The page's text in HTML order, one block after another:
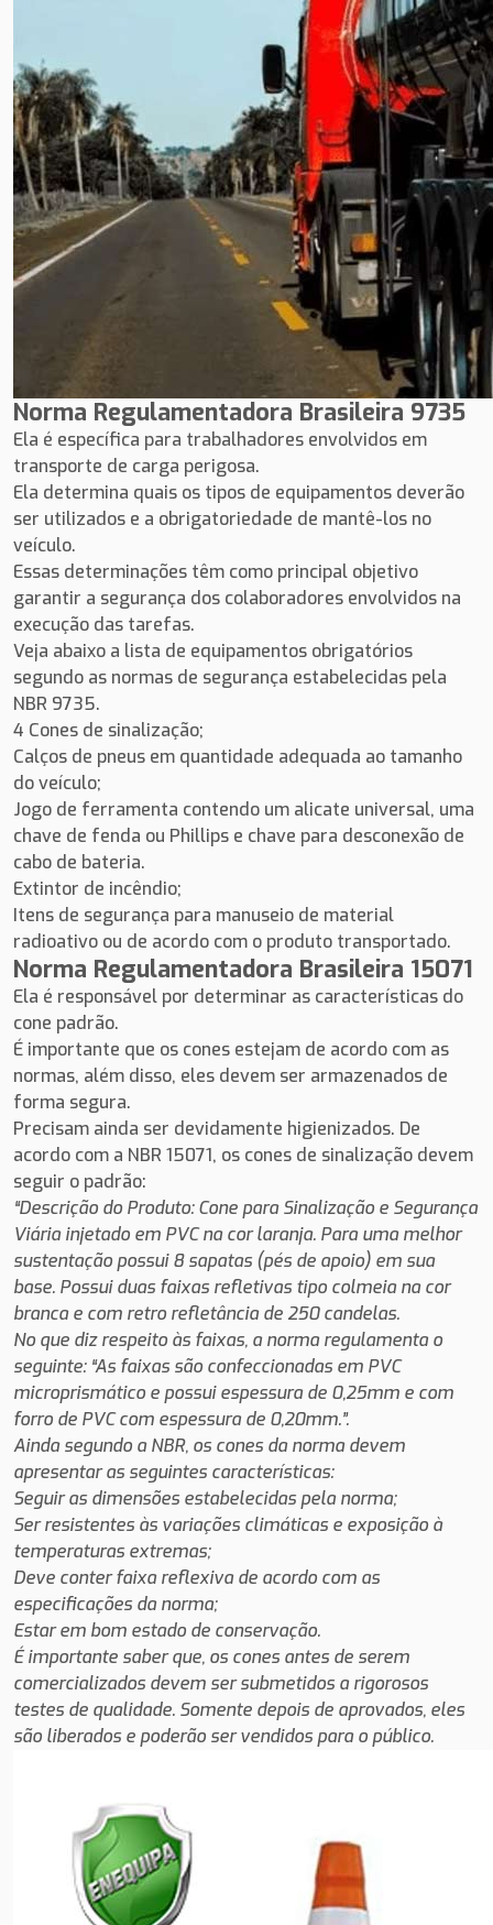
Norma Regulamentadora Brasileira 9735
Ela é específica para trabalhadores envolvidos em
transporte de carga perigosa.
Ela determina quais os tipos de equipamentos deverão
ser utilizados e a obrigatoriedade de mantê-los no
veículo.
Essas determinações têm como principal objetivo
garantir a segurança dos colaboradores envolvidos na
execução das tarefas.
Veja abaixo a lista de equipamentos obrigatórios
segundo as normas de segurança estabelecidas pela
NBR 9735.
4 Cones de sinalização;
Calços de pneus em quantidade adequada ao tamanho
do veículo;
Jogo de ferramenta contendo um alicate universal, uma
chave de fenda ou Phillips e chave para desconexão de
cabo de bateria.
Extintor de incêndio;
Itens de segurança para manuseio de material
radioativo ou de acordo com o produto transportado.
Norma Regulamentadora Brasileira 15071
Ela é responsável por determinar as características do
cone padrão.
É importante que os cones estejam de acordo com as
normas, além disso, eles devem ser armazenados de
forma segura.
Precisam ainda ser devidamente higienizados. De
acordo com a NBR 15071, os cones de sinalização devem
seguir o padrão:
“Descrição do Produto: Cone para Sinalização e Segurança
Viária injetado em PVC na cor laranja. Para uma melhor
sustentação possui 8 sapatas (pés de apoio) em sua
base. Possui duas faixas refletivas tipo colmeia na cor
branca e com retro refletância de 250 candelas.
No que diz respeito às faixas, a norma regulamenta o
seguinte: “As faixas são confeccionadas em PVC
microprismático e possui espessura de 0,25mm e com
forro de PVC com espessura de 0,20mm.”.
Ainda segundo a NBR, os cones da norma devem
apresentar as seguintes características:
Seguir as dimensões estabelecidas pela norma;
Ser resistentes às variações climáticas e exposição à
temperaturas extremas;
Deve conter faixa reflexiva de acordo com as
especificações da norma;
Estar em bom estado de conservação.
É importante saber que, os cones antes de serem
comercializados devem ser submetidos a rigorosos
testes de qualidade. Somente depois de aprovados, eles
são liberados e poderão ser vendidos para o público.